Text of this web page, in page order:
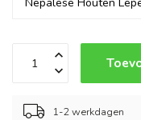
1-2 werkdagen